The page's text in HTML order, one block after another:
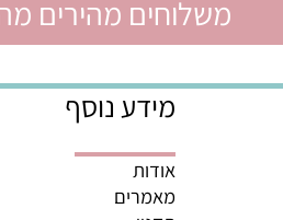
משלוחים מהירים
מידע נוסף